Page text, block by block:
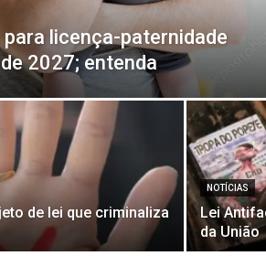
licença-paternidade
2027; entenda
de lei que criminaliza
NOTÍCIAS
Lei
da União